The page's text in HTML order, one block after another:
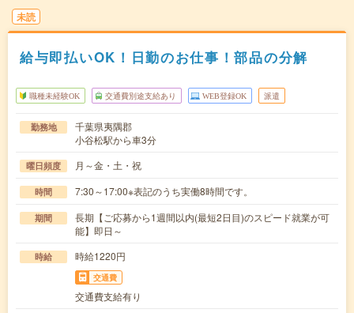
未読
給与即払いOK！日勤のお仕事！部品の分解
職種未経験OK 交通費別途支給あり WEB登録OK 派遣
勤務地
千葉県夷隅郡
小谷松駅から車3分
曜日頻度 月～金・土・祝
時間 7:30～17:00※表記のうち実働8時間です。
期間
長期【ご応募から1週間以内(最短2日目)のスピード就業が可
能】即日～
時給 時給1220円
交通費
交通費支給有り